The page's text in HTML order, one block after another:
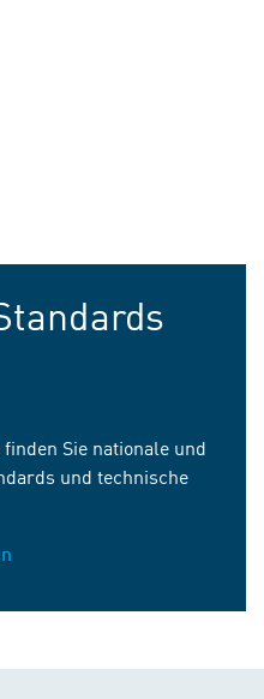
Sie nationale und
und technische